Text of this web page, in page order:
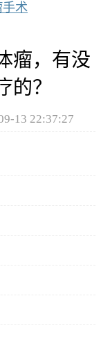
手术
瘤，有没
的？
13 22:37:27